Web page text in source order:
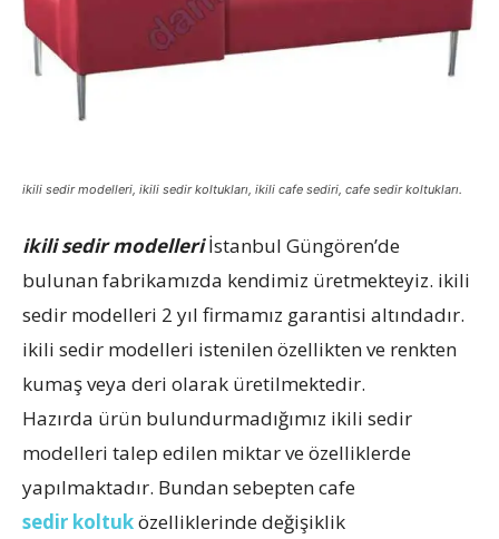
ikili sedir modelleri, ikili sedir koltukları, ikili cafe sediri, cafe sedir koltukları.
ikili sedir modelleriİstanbul Güngören’de
bulunan fabrikamızda kendimiz üretmekteyiz. ikili
sedir modelleri 2 yıl firmamız garantisi altındadır.
ikili sedir modelleri istenilen özellikten ve renkten
kumaş veya deri olarak üretilmektedir.
Hazırda ürün bulundurmadığımız ikili sedir
modelleri talep edilen miktar ve özelliklerde
yapılmaktadır. Bundan sebepten cafe
sedir koltuközelliklerinde değişiklik